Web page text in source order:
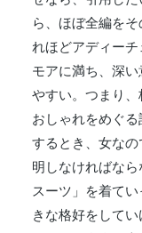
ら、ほぼ全編を
れほどアディー
モアに満ち、深
やすい。つまり、
おしゃれをめぐ
するとき、女な
明しなければな
スーツ」を着て
きな格好をして